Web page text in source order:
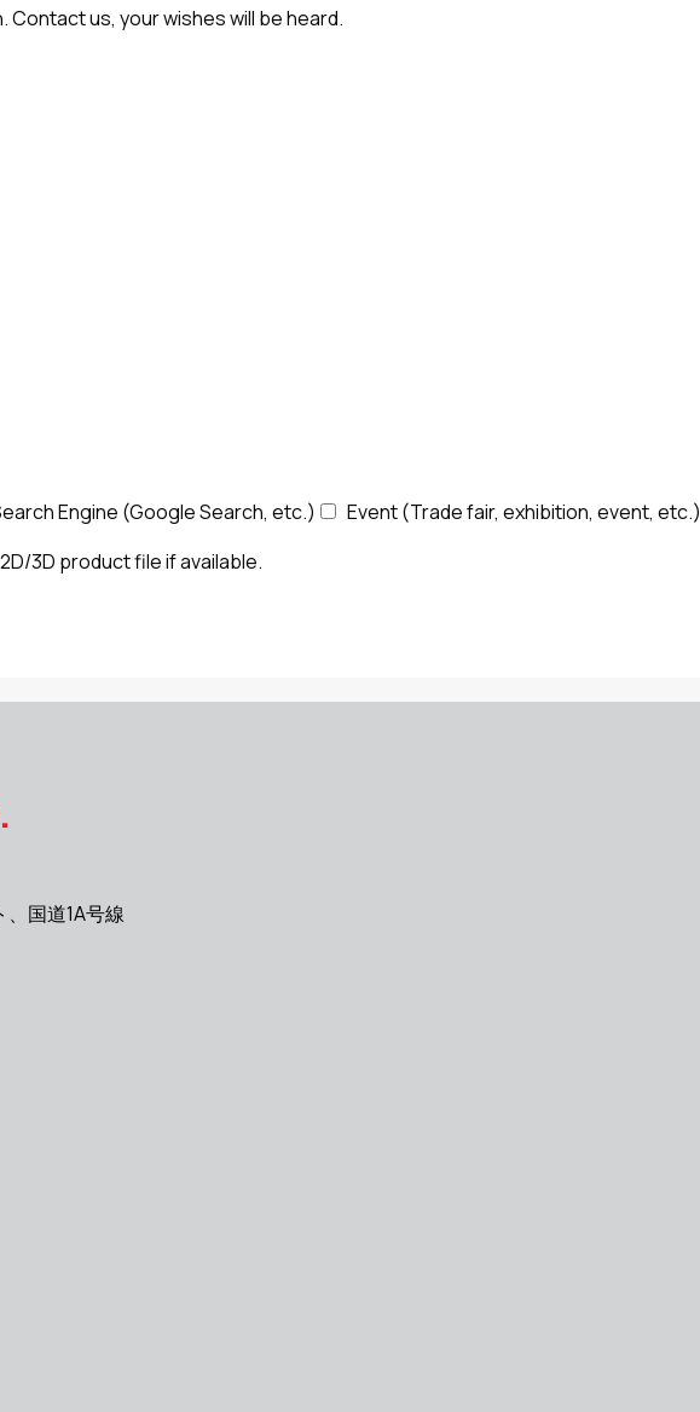
us, your wishes will be heard.
Engine (Google Search, etc.) Event (Trade fair, exhibition, event, etc.)
3D product file if available.
国道1A号線